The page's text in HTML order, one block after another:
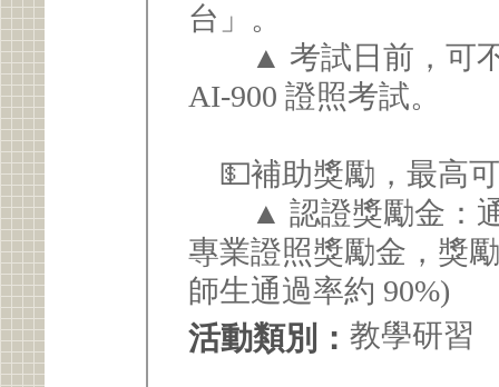
台」。
▲ 考試日前，可不
AI-900 證照考試。
💵補助獎勵，最高
▲ 認證獎勵金：通
專業證照獎勵金，獎
師生通過率約 90%)
活動類別： 教學研習